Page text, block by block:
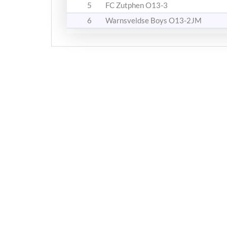
5
FC Zutphen O13-3
6
Warnsveldse Boys O13-2JM